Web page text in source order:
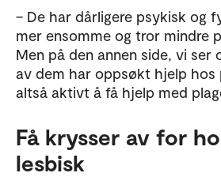
– De har dårligere psykisk og
mer ensomme og tror mindre
Men på den annen side, vi ser
av dem har oppsøkt hjelp hos
altså aktivt å få hjelp med
Få krysser av for
lesbisk